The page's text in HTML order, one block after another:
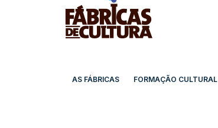
AS FÁBRICAS FORMAÇÃO CULTURAL